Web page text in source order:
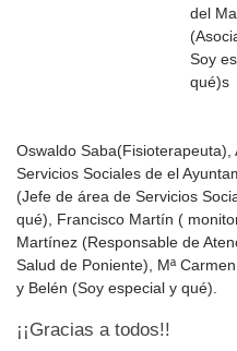
del
Soy
qué)s
Oswaldo
Servicios Sociales de el
(Jefe de área de Servicios
qué), Francisco Martín (
Martínez (Responsable de
Salud de Poniente), Mª
y Belén (Soy especial y qué).
¡¡Gracias a todos!!